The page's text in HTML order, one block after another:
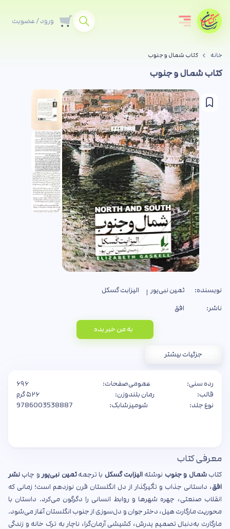
ورود / عضویت
خانه کتاب شمال و جنوب
کتاب شمال و جنوب
نویسنده: ثمین نبی‌پور
الیزابت گسکل
ناشر:
افق
به من خبر بده
جزئیات بیشتر
رده سنی:
عمومی
قالب:
رمان بلند
نوع جلد:
شومیز
صفحات:
۶۹۶
وزن:
۵۲۶ گرم
شابک:
9786003538887
معرفی کتاب
کتابشمال و جنوب نوشته الیزابت گسکل با ترجمهثمین نبی‌پور و چاپ نشر
افق، داستانی جذاب و تأثیرگذار از دل انگلستان قرن نوزدهم است؛ زمانی که
انقلاب صنعتی، چهره شهرها و روابط انسانی را دگرگون می‌کرد. داستان با
محوریت مارگارت هیل، دختر جوان و دل‌سوزی از جنوب انگلستان آغاز می‌شود.
مارگارت به‌دنبال تصمیم پدرش، کشیشی آرمان‌گرا، ناچار به ترک خانه و زندگی